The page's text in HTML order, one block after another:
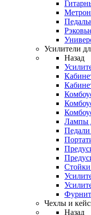
Усилители
Назад
Лампы
Педали
Стойки
Чехлы и
Назад